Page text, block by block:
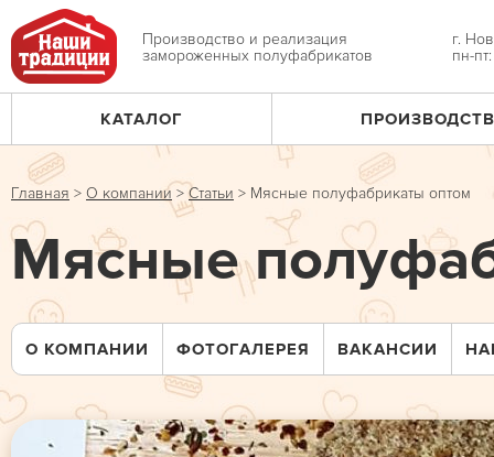
Jump
to
navigation
Производство и реализация
замороженных полуфабрикатов
г.
пн-
Главное
меню
КАТАЛОГ
Вы
здесь
Главная > О компании > Статьи > Мясные полуфабрикаты оптом
Мясные
О КОМПАНИИ ФОТОГАЛЕРЕЯ ВАКАНСИИ